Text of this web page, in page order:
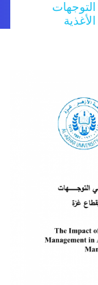
التوجهات